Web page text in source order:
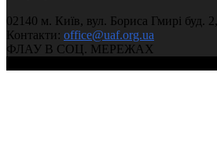
02140 м. Київ, вул. Бориса Гмирі буд.
Контакти: office@uaf.org.ua
ФЛАУ В СОЦ. МЕРЕЖАХ